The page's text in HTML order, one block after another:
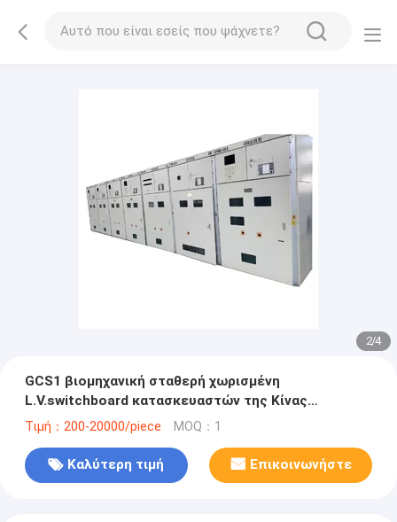
2/4
GCS1 βιομηχανική σταθερή χωρισμένη
L.V.switchboard κατασκευαστών της Κίνας
επιτροπή συνήθειας
Τιμή：200-20000/piece MOQ：1
Καλύτερη τιμή Επικοινωνήστε